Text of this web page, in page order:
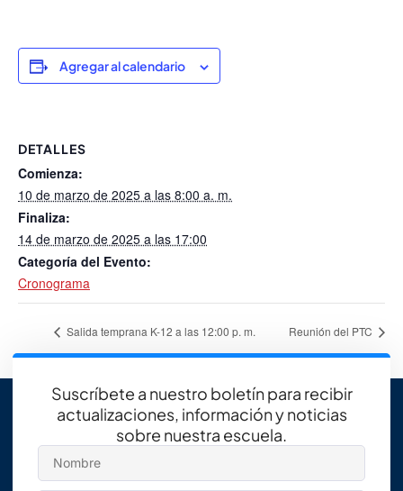
Agregar al calendario
DETALLES
Comienza:
10 de marzo de 2025 a las 8:00 a. m.
Finaliza:
14 de marzo de 2025 a las 17:00
Categoría del Evento:
Cronograma
Salida temprana K-12 a las 12:00 p. m. Reunión del PTC
Suscríbete a nuestro boletín para recibir
actualizaciones, información y noticias
sobre nuestra escuela.